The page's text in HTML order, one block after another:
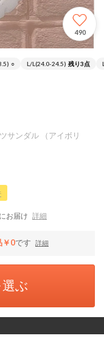
490
○ L/L(24.0-24.5) 残り3点
サンダル （アイボリ
にお届け 詳細
￥0です 詳細
ぶ